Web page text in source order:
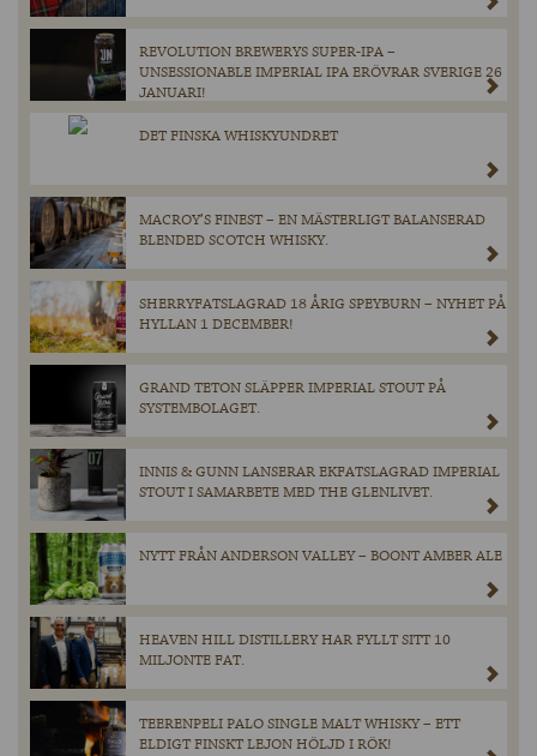
REVOLUTION BREWERYS SUPER-IPA –
UNSESSIONABLE IMPERIAL IPA ERÖVRAR SVERIGE 26
JANUARI!
DET FINSKA WHISKYUNDRET
MACROY’S FINEST – EN MÄSTERLIGT BALANSERAD
BLENDED SCOTCH WHISKY.
SHERRYFATSLAGRAD 18 ÅRIG SPEYBURN – NYHET PÅ
HYLLAN 1 DECEMBER!
GRAND TETON SLÄPPER IMPERIAL STOUT PÅ
SYSTEMBOLAGET.
INNIS & GUNN LANSERAR EKFATSLAGRAD IMPERIAL
STOUT I SAMARBETE MED THE GLENLIVET.
NYTT FRÅN ANDERSON VALLEY – BOONT AMBER ALE
HEAVEN HILL DISTILLERY HAR FYLLT SITT 10
MILJONTE FAT.
TEERENPELI PALO SINGLE MALT WHISKY – ETT
ELDIGT FINSKT LEJON HÖLJD I RÖK!